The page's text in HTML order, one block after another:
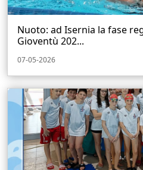
Nuoto: ad Isernia la fase
Gioventù 202...
07-05-2026